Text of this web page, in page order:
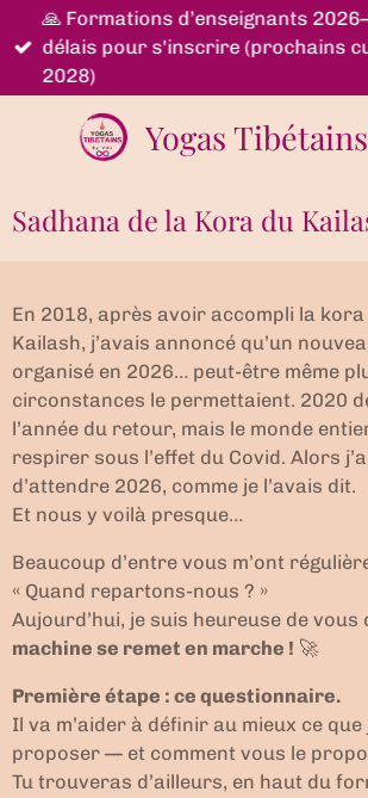
Passer
au
contenu
Yogas
🙏 Formations d’enseignants
délais pour s'inscrire (prochains
2028)
Sadhana de la Kora du
En 2018, après avoir accompli la
Kailash, j’avais annoncé qu’un
organisé en 2026… peut-être même
circonstances le permettaient. 2020
l’année du retour, mais le monde
respirer sous l’effet du Covid. Alors
d’attendre 2026, comme je l’avais dit.
Et nous y voilà presque…
Beaucoup d’entre vous m’ont
« Quand repartons-nous ? »
Aujourd’hui, je suis heureuse de vous
machine se remet en marche ! 🚀
Première étape : ce questionnaire.
Il va m’aider à définir au mieux ce
proposer — et comment vous le
Tu trouveras d’ailleurs, en haut du